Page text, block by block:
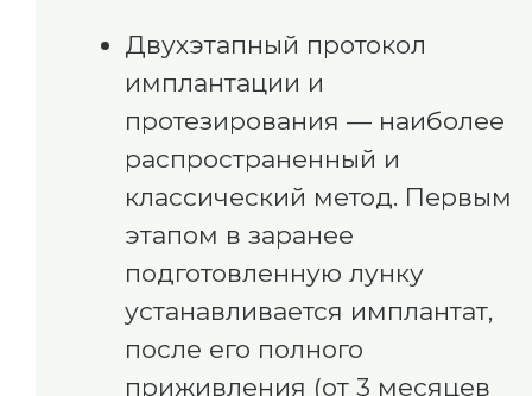
Двухэтапный протокол
имплантации и
протезирования — наиболее
распространенный и
классический метод. Первым
этапом в заранее
подготовленную лунку
устанавливается имплантат,
после его полного
приживления (от 3 месяцев